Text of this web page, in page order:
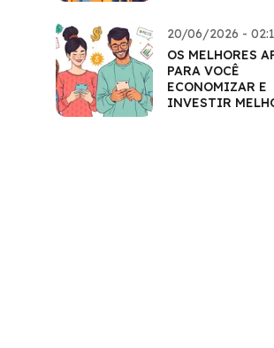
20/06/2026 -
OS MELHORES
PARA VOCÊ
ECONOMIZAR E
INVESTIR